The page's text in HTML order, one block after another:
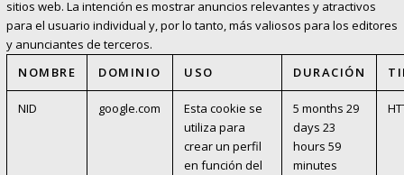
sitios web. La intención es mostrar anuncios relevantes y atractivos
para el usuario individual y, por lo tanto, más valiosos para los editores
y anunciantes de terceros.
NOMBRE
DOMINIO USO DURACIÓN
NID google.com
Esta cookie se
utiliza para
crear un perfil
en función del
5 months 29
days 23
hours 59
minutes